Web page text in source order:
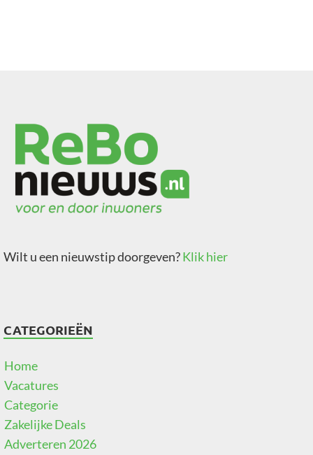
Wilt u een nieuwstip doorgeven?Klik hier
CATEGORIEËN
Home
Vacatures
Categorie
Zakelijke Deals
Adverteren 2026